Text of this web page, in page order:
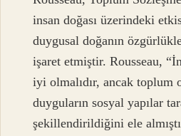
insan doğası üzerindeki
duygusal doğanın
işaret etmiştir. Rousseau,
iyi olmalıdır, ancak toplum
duyguların sosyal yapılar
şekillendirildiğini ele